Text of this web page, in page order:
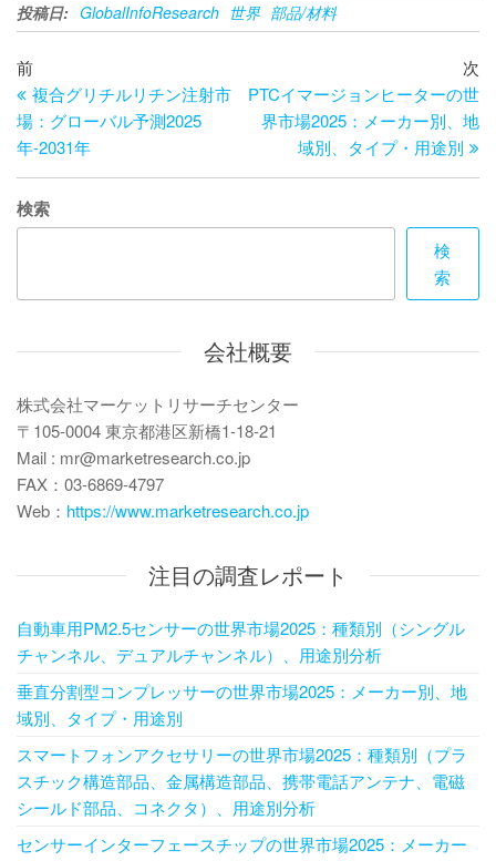
投稿日: GlobalInfoResearch 世界 部品/材料
投
稿
ナ
ビ
ゲ
シ
ン
過
去
の
投
稿
前
複合グリチルリチン注射市
場：グローバル予測2025
年-2031年
の
投
次
PTCイマージョンヒーターの世
界市場2025：メーカー別、地
域別、タイプ・用途別
検索
検
索
会社概要
株式会社マーケットリサーチセンター
〒105-0004 東京都港区新橋1-18-21
Mail : mr@marketresearch.co.jp
FAX：03-6869-4797
Web： https://www.marketresearch.co.jp
注目の調査レポート
自動車用PM2.5センサーの世界市場2025：種類別（シングル
チャンネル、デュアルチャンネル）、用途別分析
垂直分割型コンプレッサーの世界市場2025：メーカー別、地
域別、タイプ・用途別
スマートフォンアクセサリーの世界市場2025：種類別（プラ
スチック構造部品、金属構造部品、携帯電話アンテナ、電磁
シールド部品、コネクタ）、用途別分析
センサーインターフェースチップの世界市場2025：メーカー